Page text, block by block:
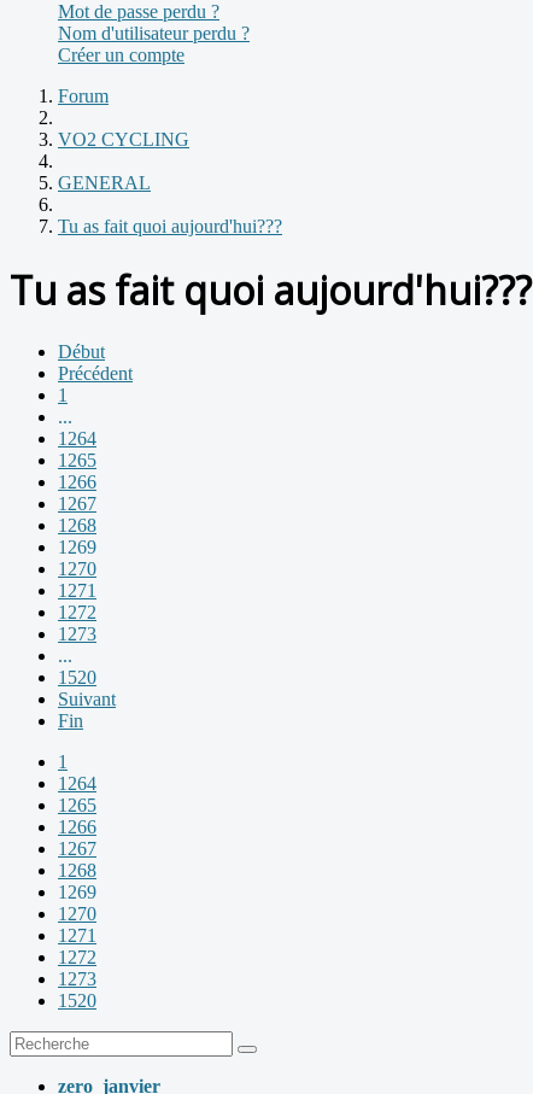
Mot de passe perdu ?
Nom d'utilisateur perdu ?
Créer un compte
Forum
VO2 CYCLING
GENERAL
Tu as fait quoi aujourd'hui???
Tu as fait quoi aujourd'hui???
Début
Précédent
1
...
1264
1265
1266
1267
1268
1269
1270
1271
1272
1273
...
1520
Suivant
Fin
1
1264
1265
1266
1267
1268
1269
1270
1271
1272
1273
1520
zero_janvier